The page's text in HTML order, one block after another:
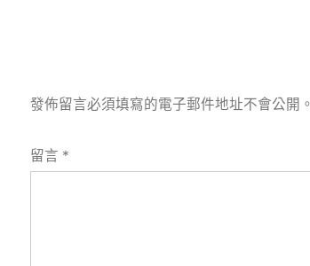
發佈留言必須填寫的電子郵件地址不會公開。
留言 *